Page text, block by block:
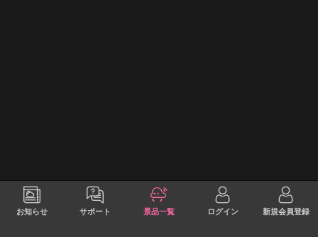
お知らせ サポート 景品一覧 ログイン 新規会員登録